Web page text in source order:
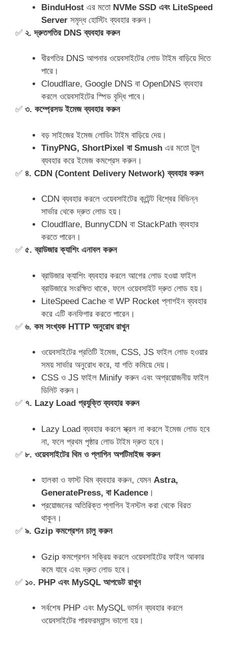
BinduHost এর মতো NVMe SSD এবং LiteSpeed
Server সমৃদ্ধ হোস্টিং ব্যবহার করুন।
✅ ২. দ্রুতগতির DNS ব্যবহার করুন
ধীরগতির DNS আপনার ওয়েবসাইটের লোড টাইম বাড়িয়ে দিতে
পারে।
Cloudflare, Google DNS বা OpenDNS ব্যবহার
করলে ওয়েবসাইটের স্পিড বৃদ্ধি পাবে।
✅ ৩. কম্প্রেসড ইমেজ ব্যবহার করুন
বড় সাইজের ইমেজ লোডিং টাইম বাড়িয়ে দেয়।
TinyPNG, ShortPixel বা Smush এর মতো টুল
ব্যবহার করে ইমেজ কমপ্রেস করুন।
✅ ৪. CDN (Content Delivery Network) ব্যবহার করুন
CDN ব্যবহার করলে ওয়েবসাইটের কন্টেন্ট বিশ্বের বিভিন্ন
সার্ভার থেকে দ্রুত লোড হয়।
Cloudflare, BunnyCDN বা StackPath ব্যবহার
করতে পারেন।
✅ ৫. ব্রাউজার ক্যাশিং এনাবল করুন
ব্রাউজার ক্যাশিং ব্যবহার করলে আগের লোড হওয়া ফাইল
ব্রাউজারে সংরক্ষিত থাকে, ফলে ওয়েবসাইট দ্রুত লোড হয়।
LiteSpeed Cache বা WP Rocket প্লাগইন ব্যবহার
করে এটি কনফিগার করতে পারেন।
✅ ৬. কম সংখ্যক HTTP অনুরোধ রাখুন
ওয়েবসাইটের প্রতিটি ইমেজ, CSS, JS ফাইল লোড হওয়ার
সময় সার্ভার অনুরোধ করে, যা গতি কমিয়ে দেয়।
CSS ও JS ফাইল Minify করুন এবং অপ্রয়োজনীয় ফাইল
ডিলিট করুন।
✅ ৭. Lazy Load প্রযুক্তি ব্যবহার করুন
Lazy Load ব্যবহার করলে স্ক্রল না করলে ইমেজ লোড হবে
না, ফলে প্রথম পৃষ্ঠার লোড টাইম দ্রুত হবে।
✅ ৮. ওয়েবসাইটের থিম ও প্লাগিন অপটিমাইজ করুন
হালকা ও ফাস্ট থিম ব্যবহার করুন, যেমন Astra,
GeneratePress, বা Kadence ।
প্রয়োজনের অতিরিক্ত প্লাগিন ইনস্টল করা থেকে বিরত
থাকুন।
✅ ৯. Gzip কমপ্রেশন চালু করুন
Gzip কমপ্রেশন সক্রিয় করলে ওয়েবসাইটের ফাইল আকার
কমে যাবে এবং দ্রুত লোড হবে।
✅ ১০. PHP এবং MySQL আপডেট রাখুন
সর্বশেষ PHP এবং MySQL ভার্সন ব্যবহার করলে
ওয়েবসাইটের পারফরম্যান্স ভালো হয়।